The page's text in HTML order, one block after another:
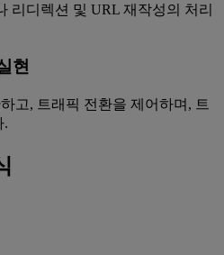
리디렉션 및 URL 재작성의 처리
현
고, 트래픽 전환을 제어하며, 트
.